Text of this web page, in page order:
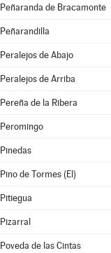
Peñaranda de Bracamonte
Peñarandilla
Peralejos de Abajo
Peralejos de Arriba
Pereña de la Ribera
Peromingo
Pinedas
Pino de Tormes (El)
Pitiegua
Pizarral
Poveda de las Cintas